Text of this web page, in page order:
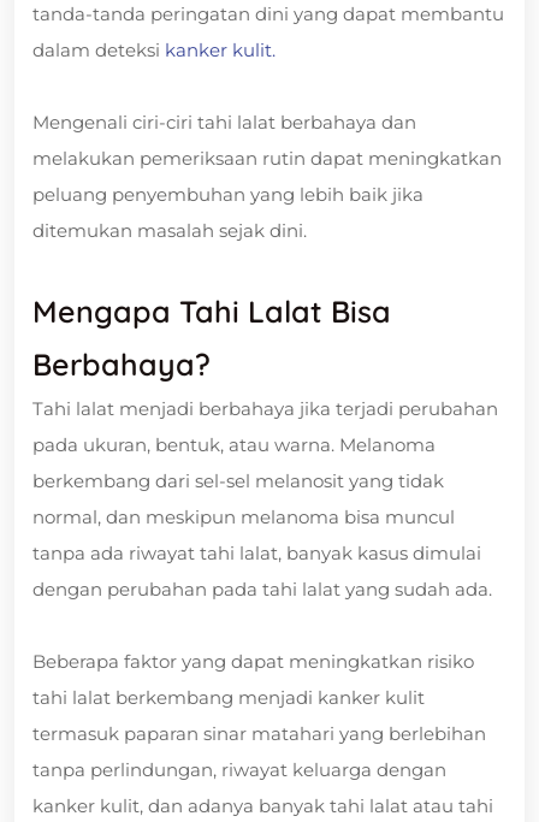
tanda-tanda peringatan dini yang dapat membantu
dalam deteksi kanker kulit.
Mengenali ciri-ciri tahi lalat berbahaya dan
melakukan pemeriksaan rutin dapat meningkatkan
peluang penyembuhan yang lebih baik jika
ditemukan masalah sejak dini.
Mengapa Tahi Lalat Bisa
Berbahaya?
Tahi lalat menjadi berbahaya jika terjadi perubahan
pada ukuran, bentuk, atau warna. Melanoma
berkembang dari sel-sel melanosit yang tidak
normal, dan meskipun melanoma bisa muncul
tanpa ada riwayat tahi lalat, banyak kasus dimulai
dengan perubahan pada tahi lalat yang sudah ada.
Beberapa faktor yang dapat meningkatkan risiko
tahi lalat berkembang menjadi kanker kulit
termasuk paparan sinar matahari yang berlebihan
tanpa perlindungan, riwayat keluarga dengan
kanker kulit, dan adanya banyak tahi lalat atau tahi